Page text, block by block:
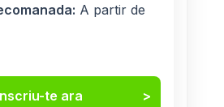
A partir de
te ara